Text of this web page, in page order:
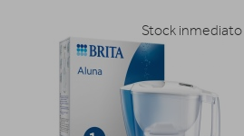
Stock inmediato